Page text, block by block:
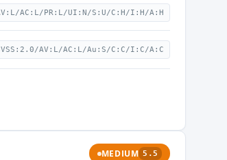
AC:L/PR:L/UI:N/S:U/C:H/I:H/A:H
AV:L/AC:L/Au:S/C:C/I:C/A:C
MEDIUM 5.5